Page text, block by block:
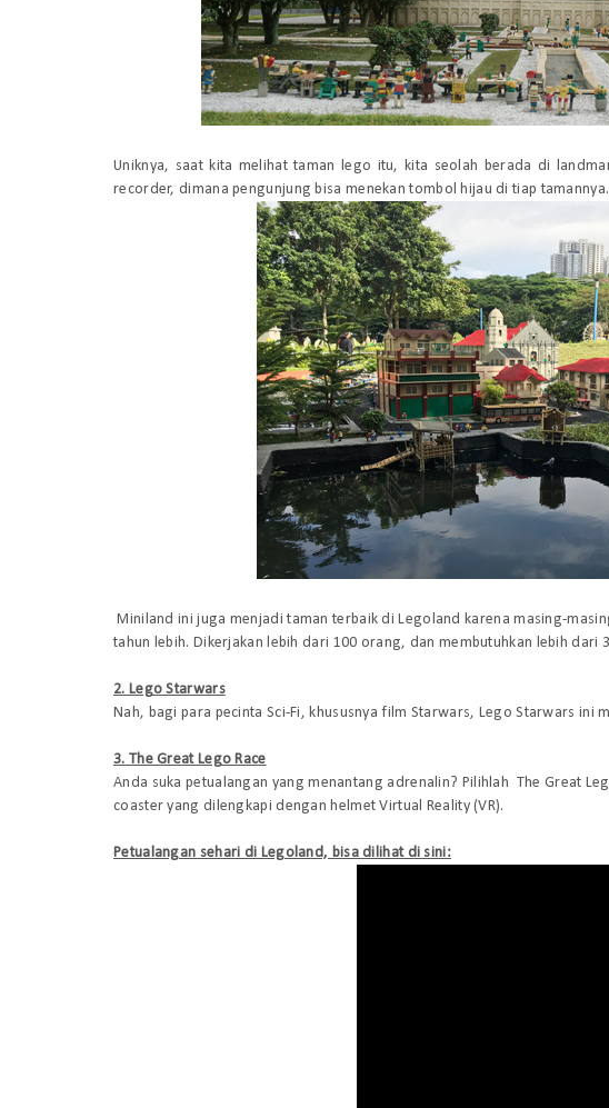
Uniknya, saat kita melihat taman lego itu, kita seolah berada di
recorder, dimana pengunjung bisa menekan tombol hijau di tiap tamannya.
Miniland ini juga menjadi taman terbaik di Legoland karena masing-
tahun lebih. Dikerjakan lebih dari 100 orang, dan membutuhkan lebih dari
2. Lego Starwars
Nah, bagi para pecinta Sci-Fi, khususnya film Starwars, Lego Starwars ini
3. The Great Lego Race
Anda suka petualangan yang menantang adrenalin? Pilihlah The Great
coaster yang dilengkapi dengan helmet Virtual Reality (VR).
Petualangan sehari di Legoland, bisa dilihat di sini: